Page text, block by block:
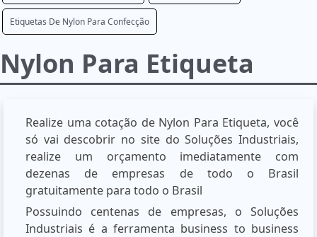
Etiquetas De Nylon Para Confecção
Nylon Para Etiqueta
Realize uma cotação de Nylon Para Etiqueta, você
só vai descobrir no site do Soluções Industriais,
realize um orçamento imediatamente com
dezenas de empresas de todo o Brasil
gratuitamente para todo o Brasil
Possuindo centenas de empresas, o Soluções
Industriais é a ferramenta business to business